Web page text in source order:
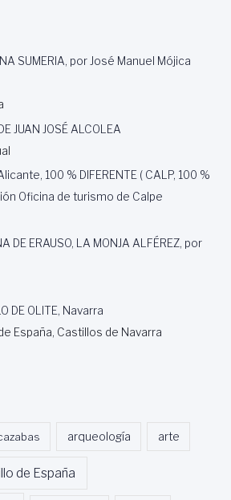
SUMERIA, por José Manuel Mójica
JUAN JOSÉ ALCOLEA
100 % DIFERENTE ( CALP, 100 %
Oficina de turismo de Calpe
DE ERAUSO, LA MONJA ALFÉREZ, por
DE OLITE, Navarra
España, Castillos de Navarra
arqueología arte
de España